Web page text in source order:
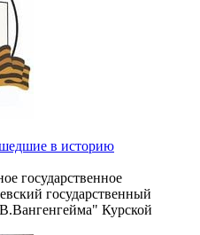
в историю
государственное
государственный
Курской